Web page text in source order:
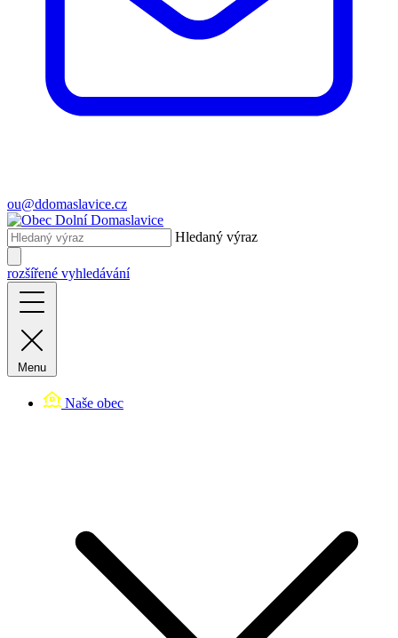
ou@ddomaslavice.cz
Hledaný výraz
rozšířené vyhledávání
Menu
Naše obec